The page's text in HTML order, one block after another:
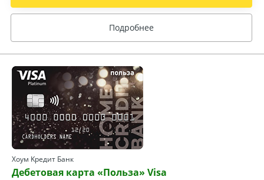
Подробнее
Хоум Kредит Банк
Дебетовая карта «Польза» Visa